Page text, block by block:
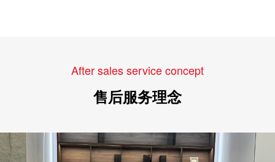
After sales service concept
售后服务理念